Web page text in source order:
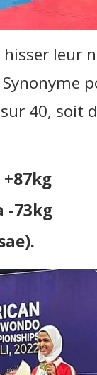
leur
40, soit
-73kg